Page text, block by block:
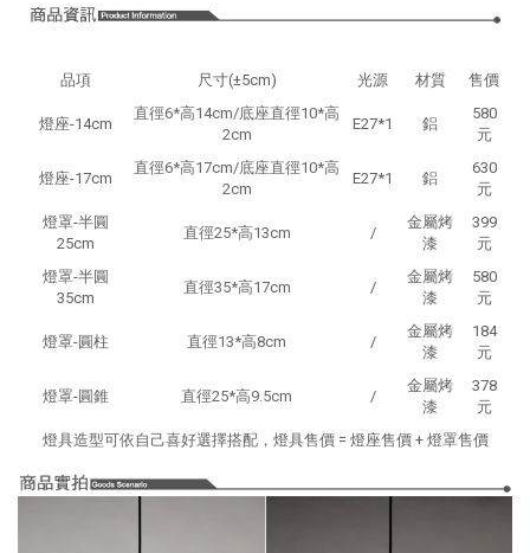
品項 尺寸(±5cm) 光源 材質 售價
燈座-14cm
直徑6*高14cm/底座直徑10*高
2cm
E27*1 鋁
580
元
燈座-17cm
直徑6*高17cm/底座直徑10*高
2cm
E27*1 鋁
630
元
燈罩-半圓
25cm
直徑25*高13cm /
金屬烤
漆
399
元
燈罩-半圓
35cm
直徑35*高17cm /
金屬烤
漆
580
元
燈罩-圓柱 直徑13*高8cm /
金屬烤
漆
184
元
燈罩-圓錐 直徑25*高9.5cm /
金屬烤
漆
378
元
燈具造型可依自己喜好選擇搭配，燈具售價 = 燈座售價 + 燈罩售價